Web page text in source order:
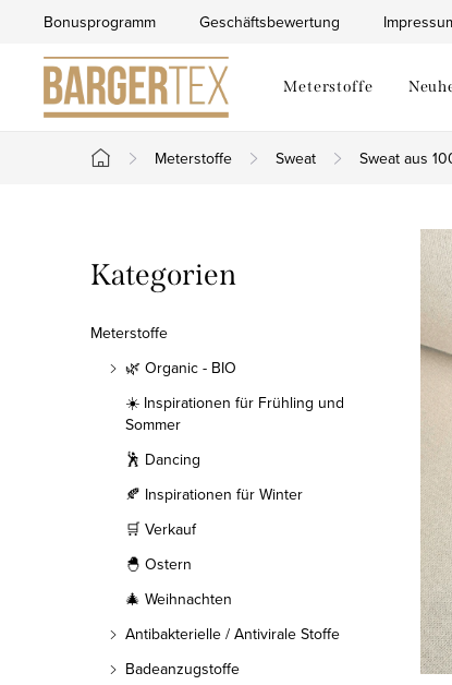
springen
Bonusprogramm Geschäftsbewertung
Meterstoffe
Startseite
Meterstoffe Sweat Sweat aus
e
i
Kategorien
überspringen
Kategorien
Meterstoffe
🌿 Organic - BIO
☀️ Inspirationen für Frühling und
Sommer
🕺 Dancing
🍂 Inspirationen für Winter
🛒 Verkauf
🐣 Ostern
🎄 Weihnachten
Antibakterielle / Antivirale Stoffe
Badeanzugstoffe